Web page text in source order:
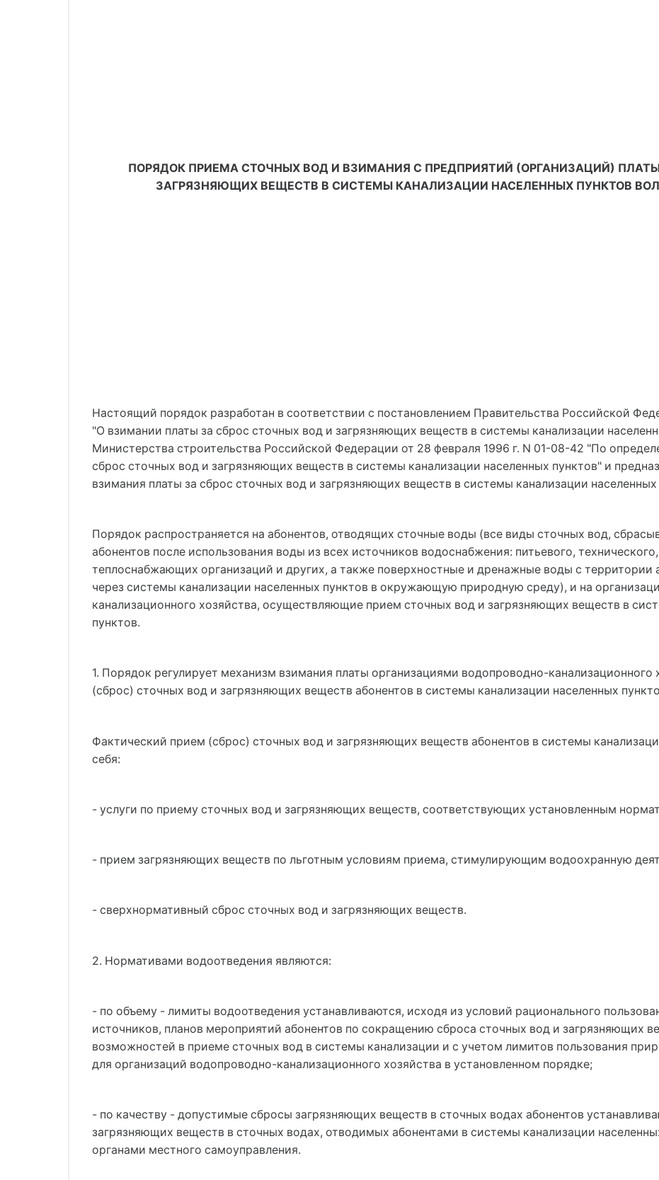
ПОРЯДОК ПРИЕМА СТОЧНЫХ ВОД И ВЗИМАНИЯ С ПРЕДПРИЯТИЙ (ОРГАНИЗАЦИЙ)
ЗАГРЯЗНЯЮЩИХ ВЕЩЕСТВ В СИСТЕМЫ КАНАЛИЗАЦИИ НАСЕЛЕННЫХ ПУНКТОВ
Настоящий порядок разработан в соответствии с постановлением Правительства Российской
"О взимании платы за сброс сточных вод и загрязняющих веществ в системы канализации
Министерства строительства Российской Федерации от 28 февраля 1996 г. N 01-08-42 "По
сброс сточных вод и загрязняющих веществ в системы канализации населенных пунктов" и
взимания платы за сброс сточных вод и загрязняющих веществ в системы канализации населенных
Порядок распространяется на абонентов, отводящих сточные воды (все виды сточных вод,
абонентов после использования воды из всех источников водоснабжения: питьевого,
теплоснабжающих организаций и других, а также поверхностные и дренажные воды с территории
через системы канализации населенных пунктов в окружающую природную среду), и на
канализационного хозяйства, осуществляющие прием сточных вод и загрязняющих веществ в
пунктов.
1. Порядок регулирует механизм взимания платы организациями водопроводно-канализационного
(сброс) сточных вод и загрязняющих веществ абонентов в системы канализации населенных
Фактический прием (сброс) сточных вод и загрязняющих веществ абонентов в системы
себя:
- услуги по приему сточных вод и загрязняющих веществ, соответствующих установленным
- прием загрязняющих веществ по льготным условиям приема, стимулирующим водоохранную
- сверхнормативный сброс сточных вод и загрязняющих веществ.
2. Нормативами водоотведения являются:
- по объему - лимиты водоотведения устанавливаются, исходя из условий рационального
источников, планов мероприятий абонентов по сокращению сброса сточных вод и загрязняющих
возможностей в приеме сточных вод в системы канализации и с учетом лимитов пользования
для организаций водопроводно-канализационного хозяйства в установленном порядке;
- по качеству - допустимые сбросы загрязняющих веществ в сточных водах абонентов
загрязняющих веществ в сточных водах, отводимых абонентами в системы канализации
органами местного самоуправления.